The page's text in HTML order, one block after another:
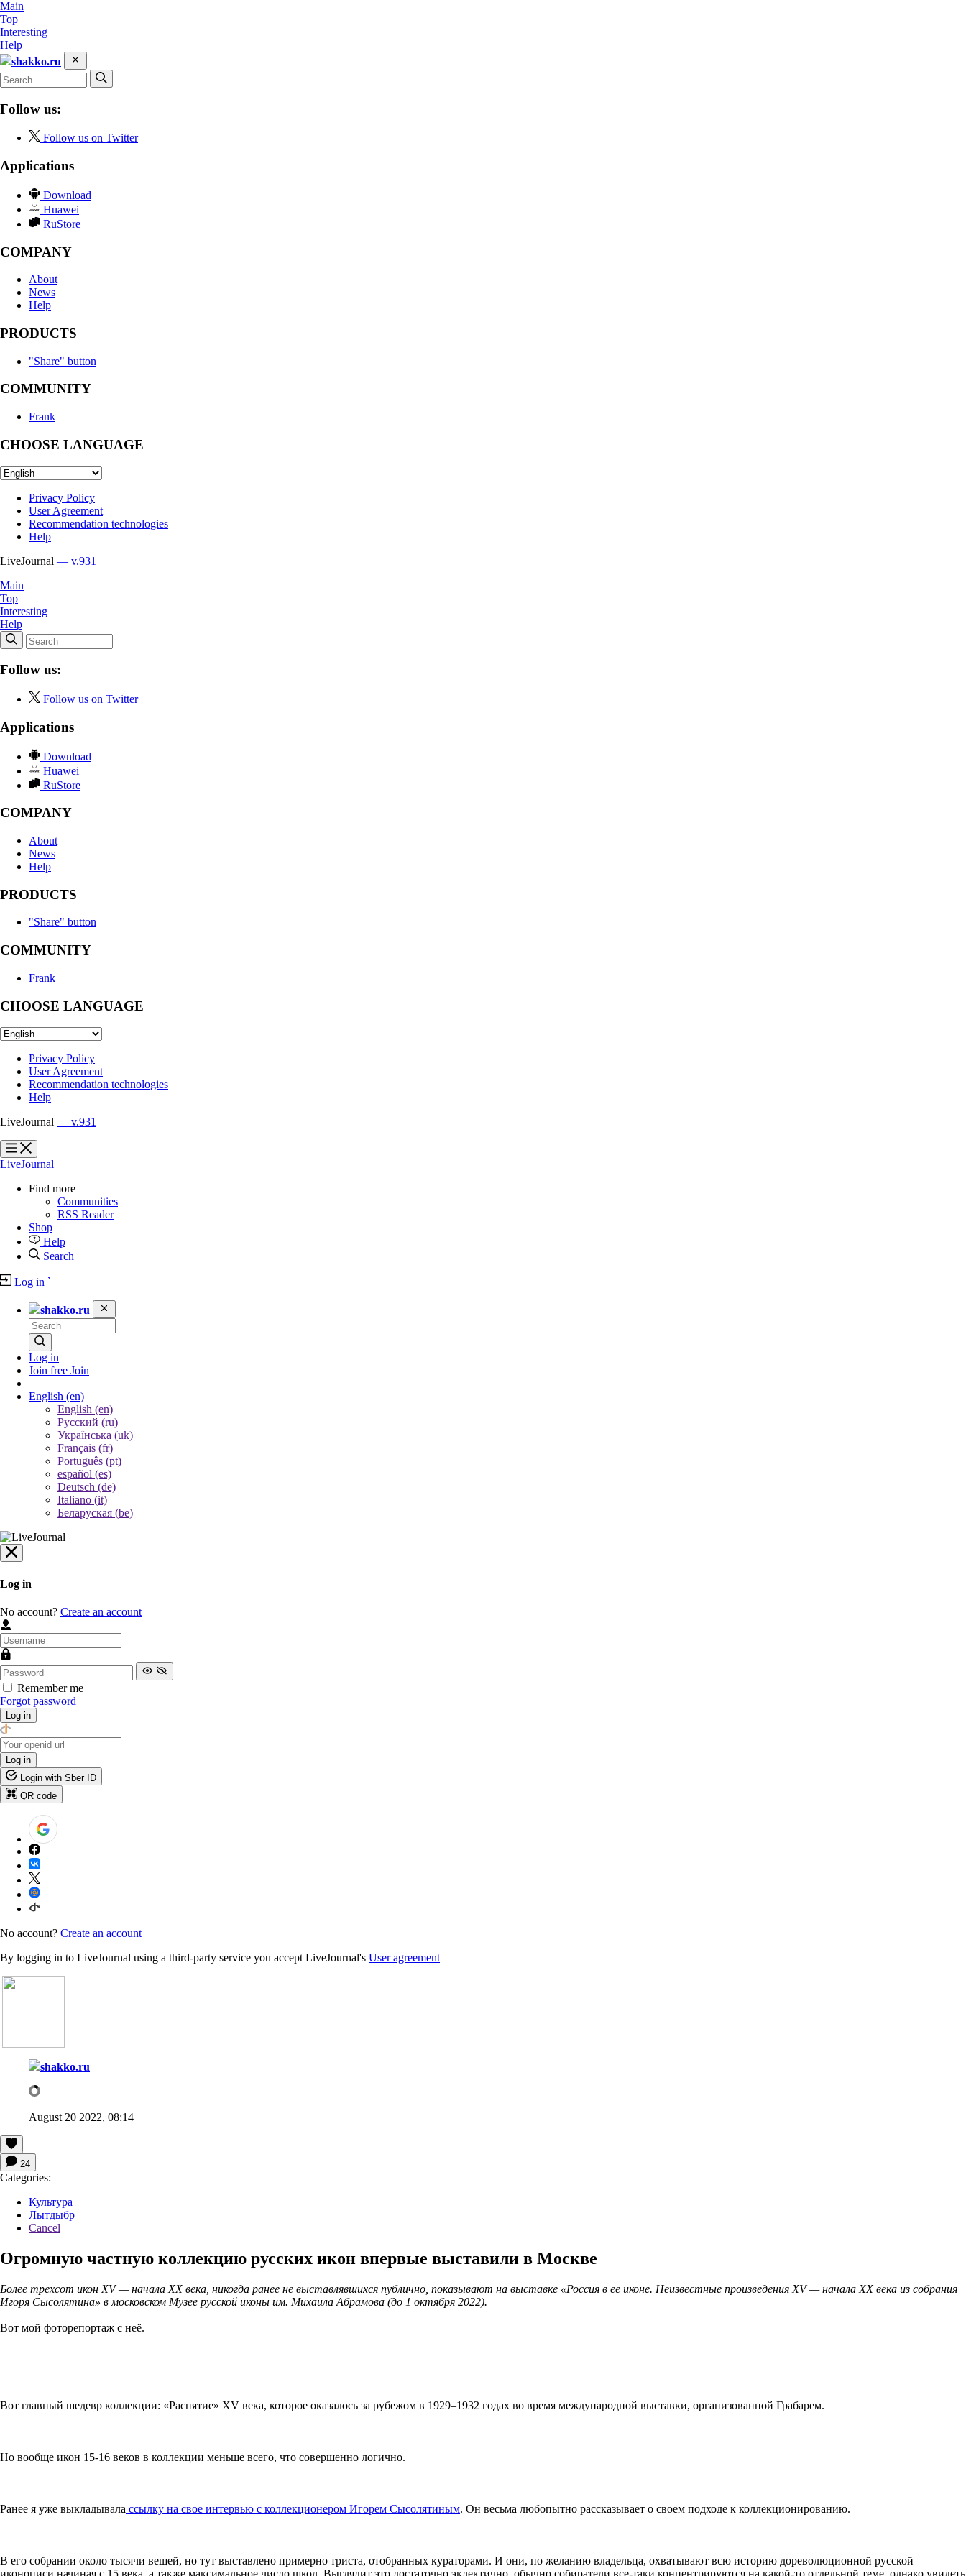
Main
Top
Interesting
Help
shakko.ru
Follow us:
Follow us on Twitter
Applications
Download
Huawei
RuStore
COMPANY
About
News
Help
PRODUCTS
"Share" button
COMMUNITY
Frank
CHOOSE LANGUAGE
Privacy Policy
User Agreement
Recommendation technologies
Help
LiveJournal — v.931
Main
Top
Interesting
Help
Follow us:
Follow us on Twitter
Applications
Download
Huawei
RuStore
COMPANY
About
News
Help
PRODUCTS
"Share" button
COMMUNITY
Frank
CHOOSE LANGUAGE
Privacy Policy
User Agreement
Recommendation technologies
Help
LiveJournal — v.931
?
?
LiveJournal
Find more
Communities
RSS Reader
Shop
Help
Search
Log in `
shakko.ru
Log in
Join free Join
English (en)
English (en)
Русский (ru)
Українська (uk)
Français (fr)
Português (pt)
español (es)
Deutsch (de)
Italiano (it)
Беларуская (be)
Log in
No account? Create an account
Remember me
Forgot password
Log in
Log in
Login with Sber ID
QR code
No account? Create an account
By logging in to LiveJournal using a third-party service you accept LiveJournal's User agreement
shakko.ru
August 20 2022, 08:14
24
Categories:
Культура
Лытдыбр
Cancel
Огромную частную коллекцию русских икон впервые выставили в Москве
Более трехсот икон XV — начала XX века, никогда ранее не выставлявшихся публично, показывают на выставке «Россия в ее иконе. Неизвестные произведения XV — начала XX века из собрания
Игоря Сысолятина» в московском Музее русской иконы им. Михаила Абрамова (до 1 октября 2022).
Вот мой фоторепортаж с неё.
Вот главный шедевр коллекции: «Распятие» XV века, которое оказалось за рубежом в 1929–1932 годах во время международной выставки, организованной Грабарем.
Но вообще икон 15-16 веков в коллекции меньше всего, что совершенно логично.
Ранее я уже выкладывала ссылку на свое интервью с коллекционером Игорем Сысолятиным. Он весьма любопытно рассказывает о своем подходе к коллекционированию.
В его собрании около тысячи вещей, но тут выставлено примерно триста, отобранных кураторами. И они, по желанию владельца, охватывают всю историю дореволюционной русской
иконописи начиная с 15 века, а также максимальное число школ. Выглядит это достаточно эклектично, обычно собиратели все-таки концентрируются на какой-то отдельной теме, однако увидеть